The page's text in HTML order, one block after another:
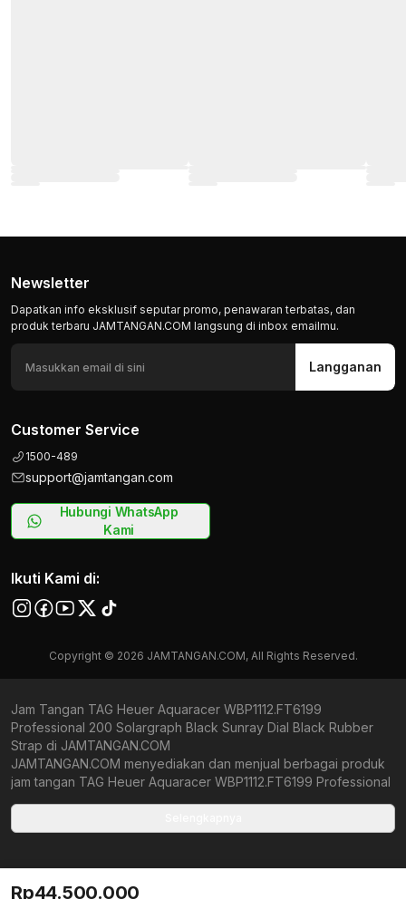
Newsletter
Dapatkan info eksklusif seputar promo, penawaran terbatas, dan
produk terbaru JAMTANGAN.COM langsung di inbox emailmu.
Langganan
Customer Service
1500-489
support@jamtangan.com
Hubungi WhatsApp
Kami
Ikuti Kami di:
Copyright © 2026 JAMTANGAN.COM, All Rights Reserved.
Jam Tangan TAG Heuer Aquaracer WBP1112.FT6199
Professional 200 Solargraph Black Sunray Dial Black Rubber
Strap di JAMTANGAN.COM
JAMTANGAN.COM menyediakan dan menjual berbagai produk
jam tangan TAG Heuer Aquaracer WBP1112.FT6199 Professional
Kami berkomitmen untuk memberi penawaran terbaik bagi
yang tersedia merupakan produk jam tangan original,
berkualitas tinggi, dan memiliki harga yang lebih terjangkau dari
Rp44.500.000